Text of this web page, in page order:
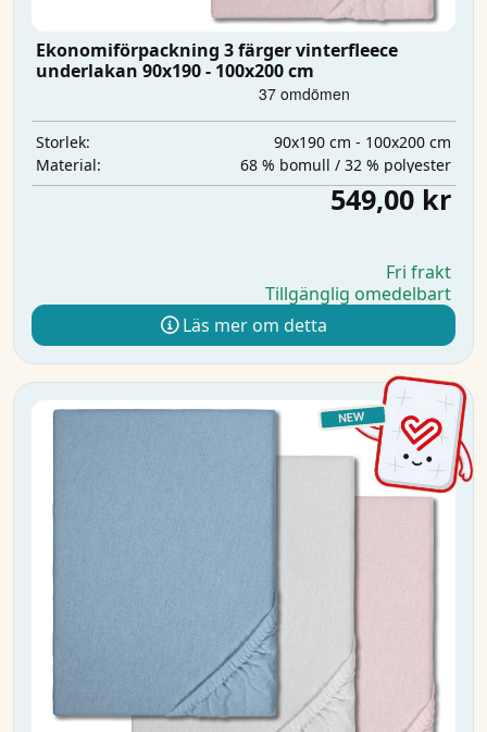
Ekonomiförpackning 3 färger vinterfleece
underlakan 90x190 - 100x200 cm
Storlek:
90x190 cm - 100x200 cm
Material:
68 % bomull / 32 % polyester
549,00 kr
Fri frakt
Tillgänglig omedelbart
Läs mer om detta